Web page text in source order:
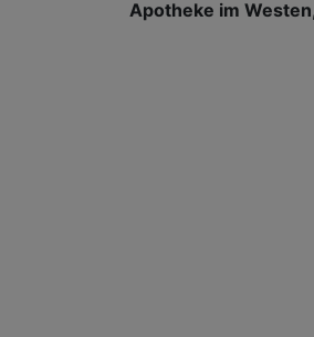
Apotheke im Westen